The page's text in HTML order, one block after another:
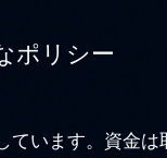
ポリシー
います。資金は